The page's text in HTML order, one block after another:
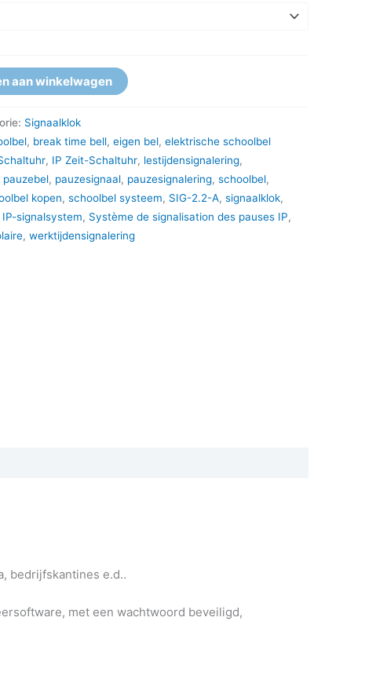
aan winkelwagen
Signaalklok
, break time bell, eigen bel, elektrische schoolbel
, IP Zeit-Schaltuhr, lestijdensignalering,
pauzebel, pauzesignaal, pauzesignalering, schoolbel,
kopen, schoolbel systeem, SIG-2.2-A, signaalklok,
IP-signalsystem, Système de signalisation des pauses IP,
, werktijdensignalering
bedrijfskantines e.d..
met een wachtwoord beveiligd,